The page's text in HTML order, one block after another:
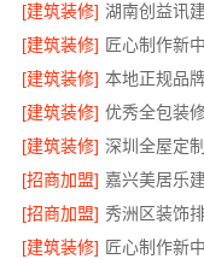
[建筑装修] 湖南创益讯
[建筑装修] 匠心制作新
[建筑装修] 本地正规品
[建筑装修] 优秀全包装
[建筑装修] 深圳全屋定
[招商加盟] 嘉兴美居乐
[招商加盟] 秀洲区装饰
[建筑装修] 匠心制作新